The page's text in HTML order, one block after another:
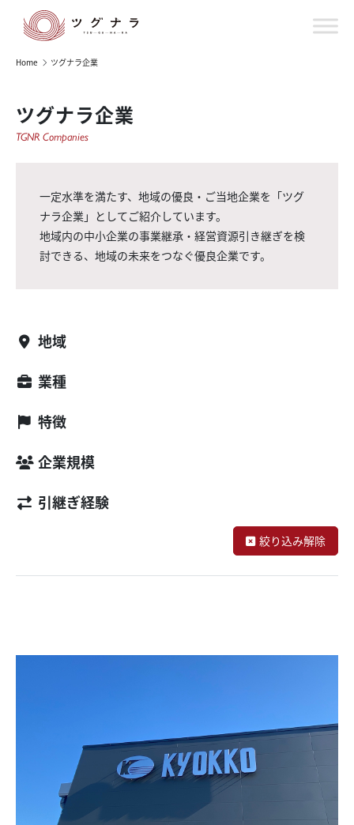
Home ツグナラ企業
ツグナラ企業
TGNR Companies
一定水準を満たす、地域の優良・ご当地企業を「ツグ
ナラ企業」としてご紹介しています。
地域内の中小企業の事業継承・経営資源引き継ぎを検
討できる、地域の未来をつなぐ優良企業です。
地域
業種
特徴
企業規模
引継ぎ経験
絞り込み解除